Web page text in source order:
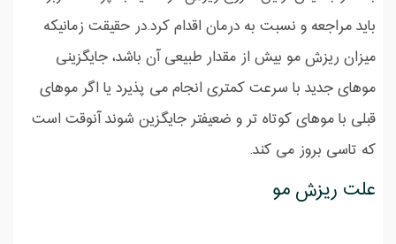
باید مراجعه و نسبت به درمان اقدام کرد.در حقیقت زمانیکه
میزان ریزش مو بیش از مقدار طبیعی آن باشد، جایگزینی
موهای جدید با سرعت کمتری انجام می پذیرد یا اگر موهای
قبلی با موهای کوتاه تر و ضعیفتر جایگزین شوند آنوقت است
که تاسی بروز می کند.
علت ریزش مو